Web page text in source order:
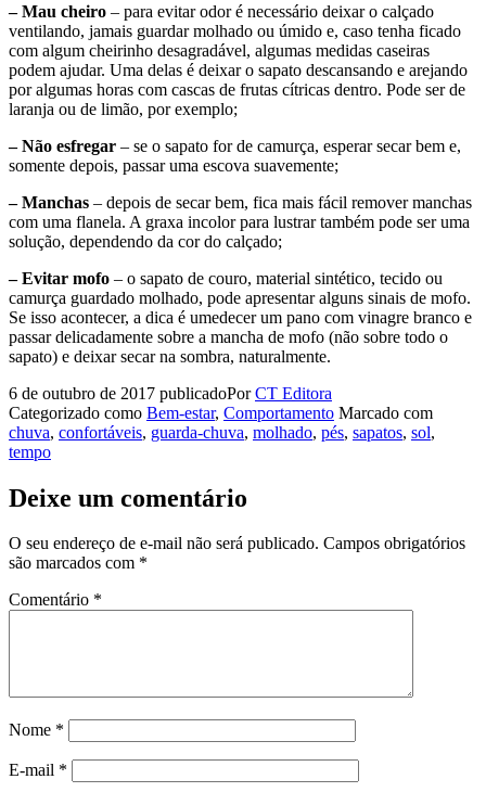
– Mau cheiro – para evitar odor é necessário deixar o calçado
ventilando, jamais guardar molhado ou úmido e, caso tenha ficado
com algum cheirinho desagradável, algumas medidas caseiras
podem ajudar. Uma delas é deixar o sapato descansando e arejando
por algumas horas com cascas de frutas cítricas dentro. Pode ser de
laranja ou de limão, por exemplo;
– Não esfregar – se o sapato for de camurça, esperar secar bem e,
somente depois, passar uma escova suavemente;
– Manchas – depois de secar bem, fica mais fácil remover manchas
com uma flanela. A graxa incolor para lustrar também pode ser uma
solução, dependendo da cor do calçado;
– Evitar mofo – o sapato de couro, material sintético, tecido ou
camurça guardado molhado, pode apresentar alguns sinais de mofo.
Se isso acontecer, a dica é umedecer um pano com vinagre branco e
passar delicadamente sobre a mancha de mofo (não sobre todo o
sapato) e deixar secar na sombra, naturalmente.
6 de outubro de 2017 publicadoPorCT Editora
Categorizado como Bem-estar, Comportamento Marcado com
chuva, confortáveis, guarda-chuva, molhado, pés, sapatos, sol,
tempo
Deixe um comentário
O seu endereço de e-mail não será publicado. Campos obrigatórios
são marcados com *
Comentário *
Nome *
E-mail *